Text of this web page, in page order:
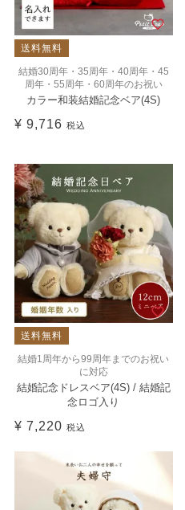
送料無料
結婚30周年・35周年・40周年・45
周年・55周年・60周年のお祝い
カラー和装結婚記念ベア(4S)
¥ 9,716 税込
送料無料
結婚1周年から99周年までのお祝い
に対応
結婚記念ドレスベア(4S) / 結婚記
念ロゴ入り
¥ 7,220 税込